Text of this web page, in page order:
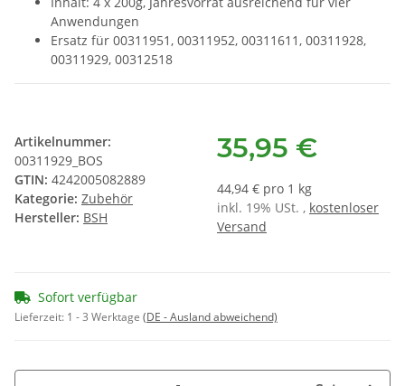
Anwendungen
Ersatz für 00311951, 00311952, 00311611, 00311928,
00311929, 00312518
Artikelnummer:
00311929_BOS
GTIN: 4242005082889
Kategorie: Zubehör
Hersteller: BSH
35,95 €
44,94 € pro 1 kg
inkl. 19% USt. , kostenloser
Versand
Sofort verfügbar
Lieferzeit: 1 - 3 Werktage (DE - Ausland abweichend)